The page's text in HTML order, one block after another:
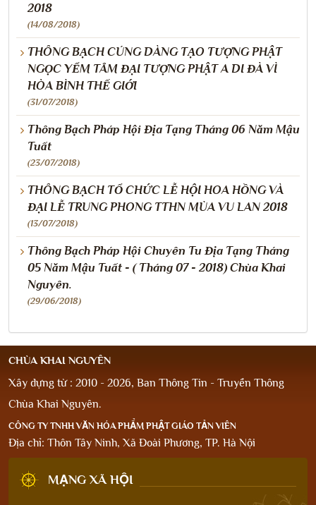
2018
(14/08/2018)
THÔNG BẠCH CÚNG DÀNG TẠO TƯỢNG PHẬT
NGỌC YỂM TÂM ĐẠI TƯỢNG PHẬT A DI ĐÀ VÌ
HÒA BÌNH THẾ GIỚI
(31/07/2018)
Thông Bạch Pháp Hội Địa Tạng Tháng 06 Năm Mậu
Tuất
(23/07/2018)
THÔNG BẠCH TỔ CHỨC LỄ HỘI HOA HỒNG VÀ
ĐẠI LỄ TRUNG PHONG TTHN MÙA VU LAN 2018
(13/07/2018)
Thông Bạch Pháp Hội Chuyên Tu Địa Tạng Tháng
05 Năm Mậu Tuất - ( Tháng 07 - 2018) Chùa Khai
Nguyên.
(29/06/2018)
CHÙA KHAI NGUYÊN
Xây dựng từ : 2010 - 2026, Ban Thông Tin - Truyền Thông
Chùa Khai Nguyên.
CÔNG TY TNHH VĂN HÓA PHẨM PHẬT GIÁO TẢN VIÊN
Địa chỉ: Thôn Tây Ninh, Xã Đoài Phương, TP. Hà Nội
MẠNG XÃ HỘI